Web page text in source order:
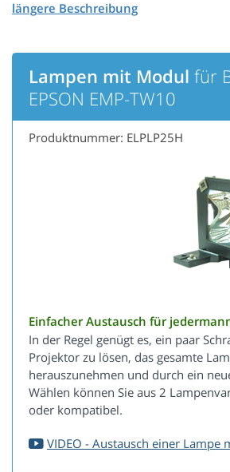
Lampen mit Modul für
EPSON EMP-TW10
Produktnummer: ELPLP25H
Einfacher Austausch für
In der Regel genügt es, ein paar
Projektor zu lösen, das gesamte
herauszunehmen und durch ein
Wählen können Sie aus 2
oder kompatibel.
VIDEO - Austausch einer Lampe